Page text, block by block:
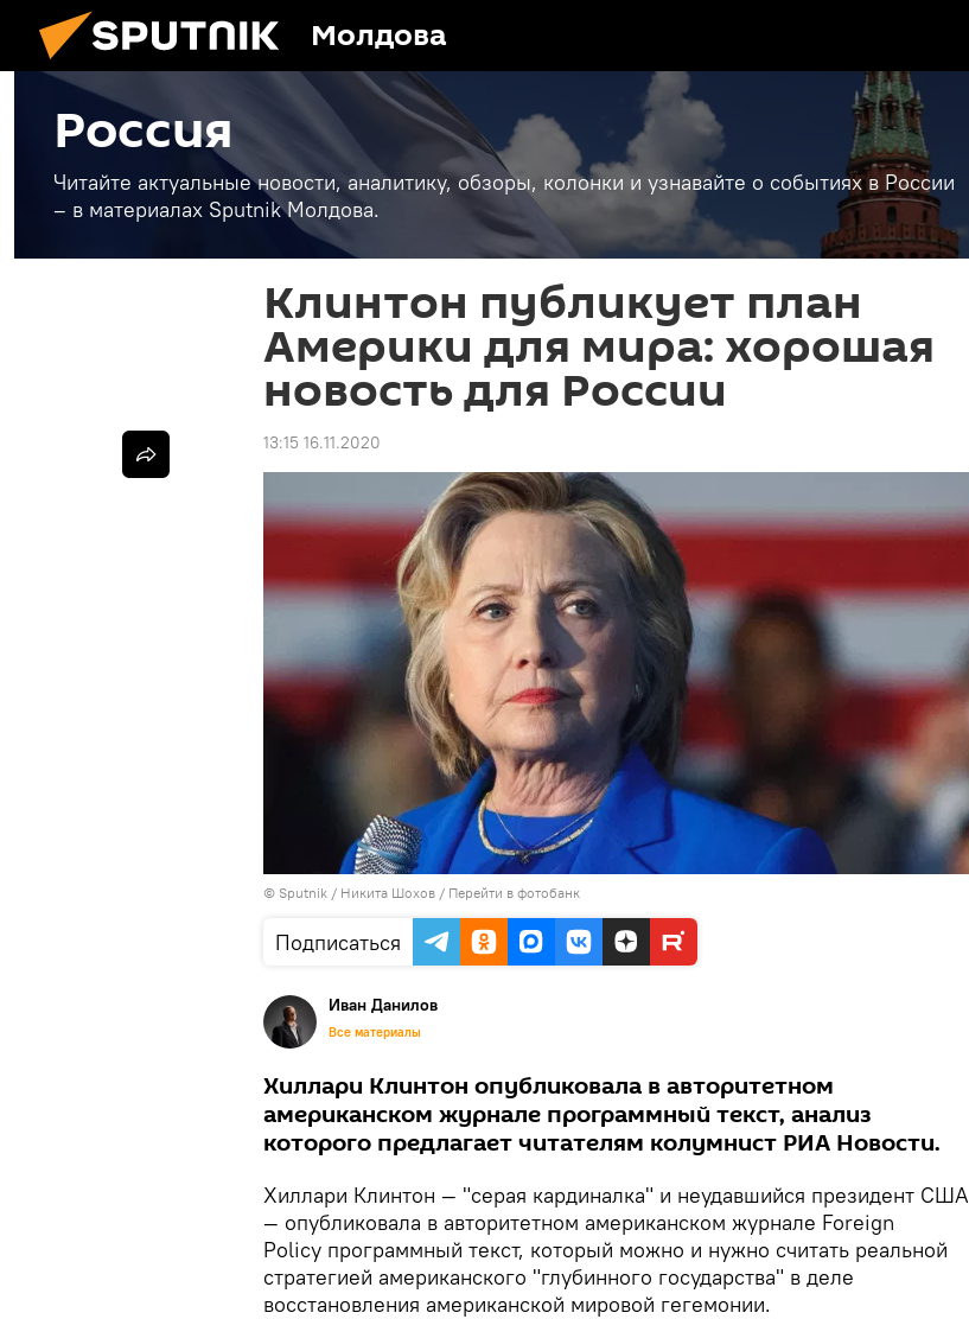
Молдова
Россия
Читайте актуальные новости, аналитику, обзоры, колонки и узнавайте о событиях в России
– в материалах Sputnik Молдова.
Клинтон публикует план
Америки для мира: хорошая
новость для России
13:15 16.11.2020
© Sputnik / Никита Шохов / Перейти в фотобанк
Подписаться
Иван Данилов
Все материалы
Хиллари Клинтон опубликовала в авторитетном
американском журнале программный текст, анализ
которого предлагает читателям колумнист РИА Новости.
Хиллари Клинтон — "серая кардиналка" и неудавшийся президент США
— опубликовала в авторитетном американском журнале Foreign
Policy программный текст, который можно и нужно считать реальной
стратегией американского "глубинного государства" в деле
восстановления американской мировой гегемонии.